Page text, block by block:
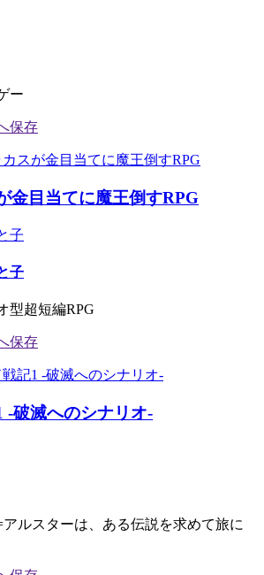
ー
金目当てに魔王倒すRPG
子
子
型超短編RPG
-破滅へのシナリオ-
ルスターは、ある伝説を求めて旅に